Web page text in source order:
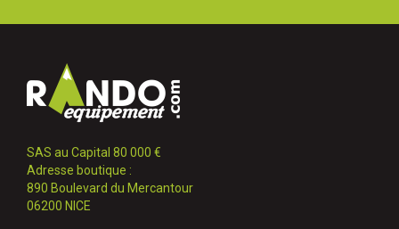
SAS au Capital 80 000 €
Adresse boutique :
890 Boulevard du Mercantour
06200 NICE